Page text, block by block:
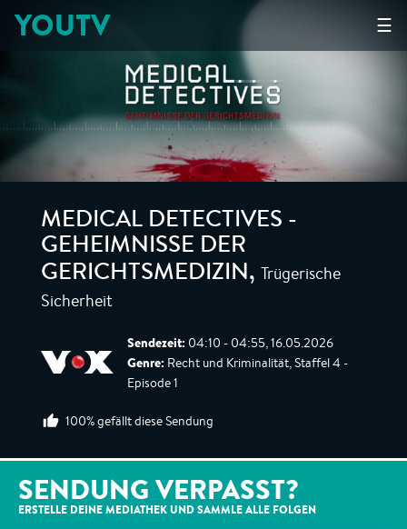
☰
YOUTV
MEDICAL DETECTIVES -
GEHEIMNISSE DER
GERICHTSMEDIZIN, Trügerische
Sicherheit
Sendezeit: 04:10 - 04:55, 16.05.2026
Genre: Recht und Kriminalität, Staffel 4 -
Episode 1
100% gefällt diese Sendung
SENDUNG VERPASST?
ERSTELLE DEINE MEDIATHEK UND SAMMLE ALLE FOLGEN